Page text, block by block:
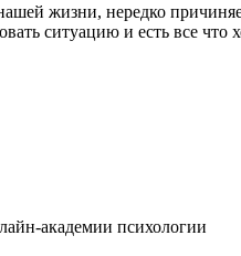
жизни, нередко
ситуацию и есть все что
академии психологии